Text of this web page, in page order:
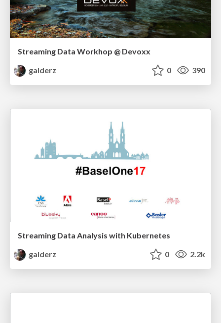
Streaming Data Workhop @ Devoxx
galderz
0 390
Streaming Data Analysis with Kubernetes
galderz
0 2.2k